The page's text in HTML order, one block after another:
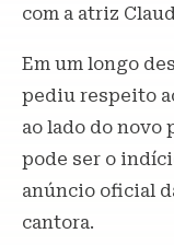
com a atriz
Em um longo
pediu respeito
ao lado do novo
pode ser o
anúncio oficial
cantora.